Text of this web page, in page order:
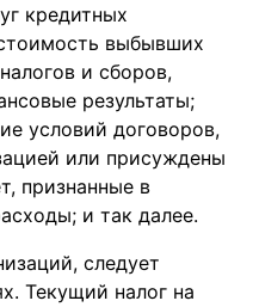
кредитных
выбывших
и сборов,
результаты;
условий договоров,
или присуждены
признанные в
и так далее.
следует
Текущий налог на